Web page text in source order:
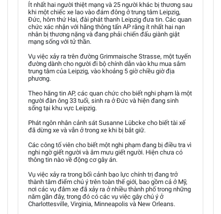
Ít nhất hai người thiệt mạng và 25 người khác bị thương sau
khi một chiếc xe lao vào đám đông ở trung tâm Leipzig,
Đức, hôm thứ Hai, đài phát thanh Leipzig đưa tin. Các quan
chức xác nhận với hãng thông tấn AP rằng ít nhất hai nạn
nhân bị thương nặng và đang phải chiến đấu giành giật
mạng sống với tử thần.
Vụ việc xảy ra trên đường Grimmaische Strasse, một tuyến
đường dành cho người đi bộ chính dẫn vào khu mua sắm
trung tâm của Leipzig, vào khoảng 5 giờ chiều giờ địa
phương.
Theo hãng tin AP, các quan chức cho biết nghi phạm là một
người đàn ông 33 tuổi, sinh ra ở Đức và hiện đang sinh
sống tại khu vực Leipzig.
Phát ngôn nhân cảnh sát Susanne Lübcke cho biết tài xế
đã dừng xe và vẫn ở trong xe khi bị bắt giữ.
Các công tố viên cho biết một nghi phạm đang bị điều tra vì
nghi ngờ giết người và âm mưu giết người. Hiện chưa có
thông tin nào về động cơ gây án.
Vụ việc xảy ra trong bối cảnh bạo lực chính trị đang trở
thành tâm điểm chú ý trên toàn thế giới, bao gồm cả ở Mỹ,
nơi các vụ đâm xe đã xảy ra ở nhiều thành phố trong những
năm gần đây, trong đó có các vụ việc gây chú ý ở
Charlottesville, Virginia, Minneapolis và New Orleans.